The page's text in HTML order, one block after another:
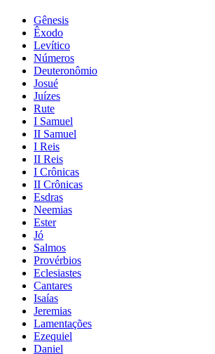
Gênesis
Êxodo
Levítico
Números
Deuteronômio
Josué
Juízes
Rute
I Samuel
II Samuel
I Reis
II Reis
I Crônicas
II Crônicas
Esdras
Neemias
Ester
Jó
Salmos
Provérbios
Eclesiastes
Cantares
Isaías
Jeremias
Lamentações
Ezequiel
Daniel